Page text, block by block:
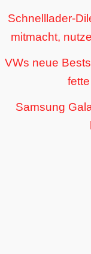
Schnelllader-
mitmacht,
VWs neue
Samsung